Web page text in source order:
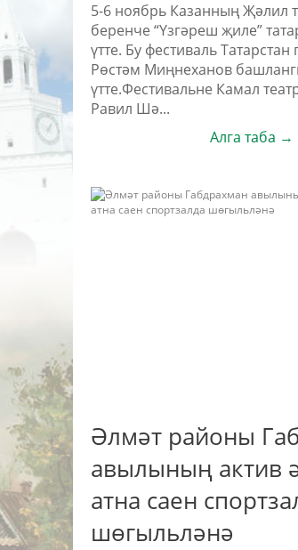
5-6 ноябрь Казанның Җәлил
беренче “Үзгәреш җиле”
үтте. Бу фестиваль
Рөстәм Миңнеханов
үтте.Фестивальне Камал
Равил Шә...
Алга таба →
Әлмәт районы
авылының актив
атна саен
шөгыльләнә